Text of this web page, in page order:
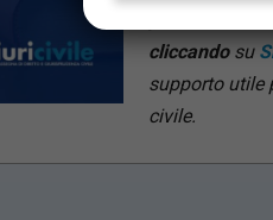
cliccandosu
supporto utile
civile.